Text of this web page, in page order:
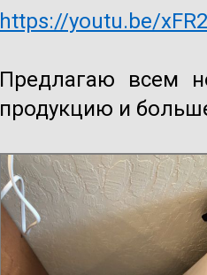
https://youtu.be/
Предлагаю всем
продукцию и